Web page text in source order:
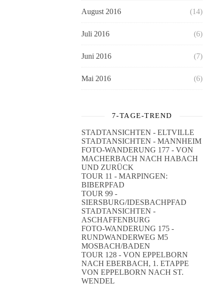
August 2016 (14)
Juli 2016 (6)
Juni 2016 (7)
Mai 2016 (6)
7-TAGE-TREND
STADTANSICHTEN - ELTVILLE
STADTANSICHTEN - MANNHEIM
FOTO-WANDERUNG 177 - VON
MACHERBACH NACH HABACH
UND ZURÜCK
TOUR 11 - MARPINGEN:
BIBERPFAD
TOUR 99 -
SIERSBURG/IDESBACHPFAD
STADTANSICHTEN -
ASCHAFFENBURG
FOTO-WANDERUNG 175 -
RUNDWANDERWEG M5
MOSBACH/BADEN
TOUR 128 - VON EPPELBORN
NACH EBERBACH, 1. ETAPPE
VON EPPELBORN NACH ST.
WENDEL